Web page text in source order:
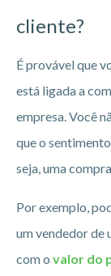
cliente?
É provável que
está ligada a
empresa. Você
que o
seja, uma
Por exemplo,
um vendedor de
com o valor do